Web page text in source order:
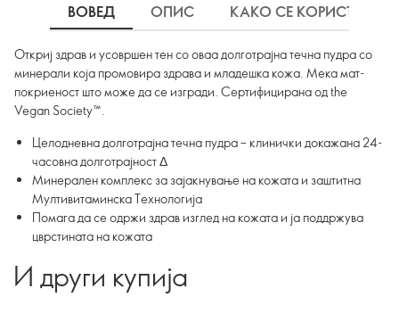
ВОВЕД ОПИС КАКО СЕ КОРИСТИ
Откриј здрав и усовршен тен со оваа долготрајна течна пудра со
минерали која промовира здрава и младешка кожа. Мека мат-
покриеност што може да се изгради. Сертифицирана од the
Vegan Society™.
Целодневна долготрајна течна пудра – клинички докажана 24-
часовна долготрајност Δ
Минерален комплекс за зајакнување на кожата и заштитна
Мултивитаминска Технологија
Помага да се одржи здрав изглед на кожата и ја поддржува
цврстината на кожата
И други купија